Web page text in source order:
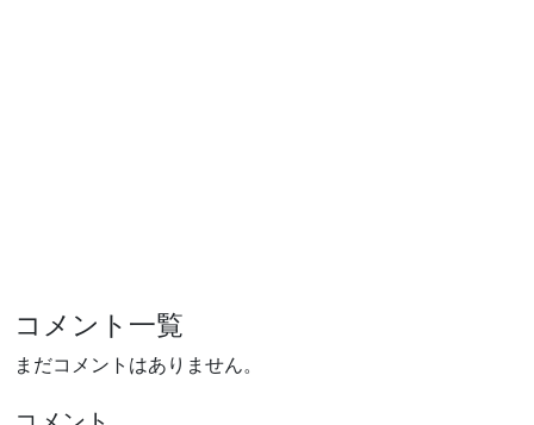
コメント一覧
まだコメントはありません。